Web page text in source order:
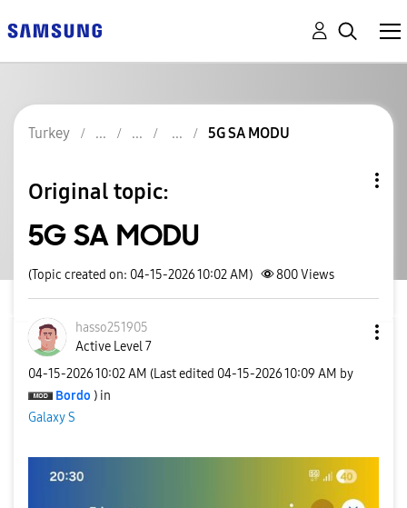
Turkey 5G SA MODU
Original topic:
5G SA MODU
(Topic created on: 04-15-2026 10:02 AM) 800Views
hasso251905
Active Level 7
‎04-15-202610:02 AM (Last edited ‎04-15-202610:09 AM by
Bordo ) in
Galaxy S